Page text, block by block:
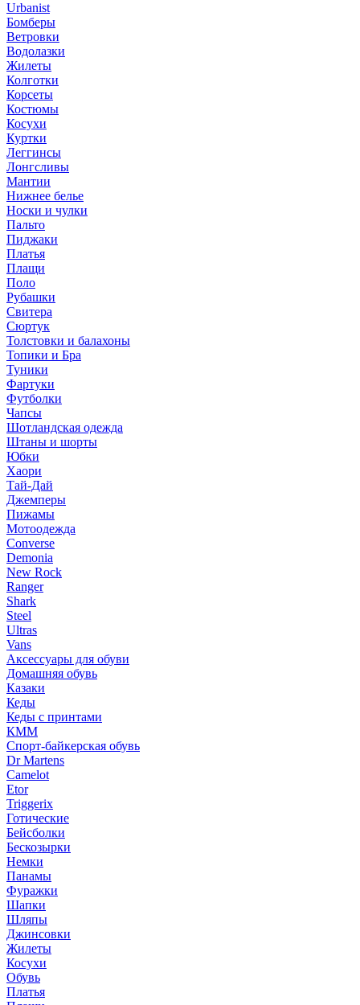
Urbanist
Бомберы
Ветровки
Водолазки
Жилеты
Колготки
Корсеты
Костюмы
Косухи
Куртки
Леггинсы
Лонгсливы
Мантии
Нижнее белье
Носки и чулки
Пальто
Пиджаки
Платья
Плащи
Поло
Рубашки
Свитера
Сюртук
Толстовки и балахоны
Топики и Бра
Туники
Фартуки
Футболки
Чапсы
Шотландская одежда
Штаны и шорты
Юбки
Хаори
Тай-Дай
Джемперы
Пижамы
Мотоодежда
Converse
Demonia
New Rock
Ranger
Shark
Steel
Ultras
Vans
Аксессуары для обуви
Домашняя обувь
Казаки
Кеды
Кеды с принтами
КММ
Спорт-байкерская обувь
Dr Martens
Camelot
Etor
Triggerix
Готические
Бейсболки
Бескозырки
Немки
Панамы
Фуражки
Шапки
Шляпы
Джинсовки
Жилеты
Косухи
Обувь
Платья